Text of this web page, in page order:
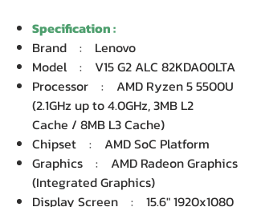
Specification :
Brand : Lenovo
Model : V15 G2 ALC 82KDA00LTA
Processor : AMD Ryzen 5 5500U
(2.1GHz up to 4.0GHz, 3MB L2
Cache / 8MB L3 Cache)
Chipset : AMD SoC Platform
Graphics : AMD Radeon Graphics
(Integrated Graphics)
Display Screen : 15.6" 1920x1080